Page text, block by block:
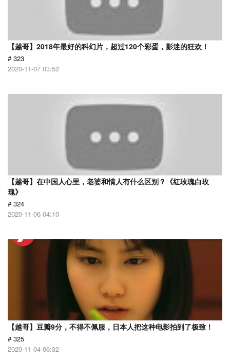
【越哥】2018年最好的科幻片，超过120个彩蛋，影迷的狂欢！
# 323
2020-11-07 03:52
【越哥】在中国人心里，老婆和情人有什么区别？《红玫瑰白玫
瑰》
# 324
2020-11-06 04:10
【越哥】豆瓣9分，不得不佩服，日本人把这种电影拍到了极致！
# 325
2020-11-04 06:32